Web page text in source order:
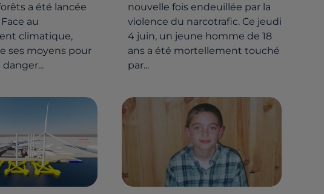
a été lancée
au
climatique,
ses moyens pour
nouvelle fois endeuillée par la
violence du narcotrafic. Ce jeudi
4 juin, un jeune homme de 18
ans a été mortellement touché
par...